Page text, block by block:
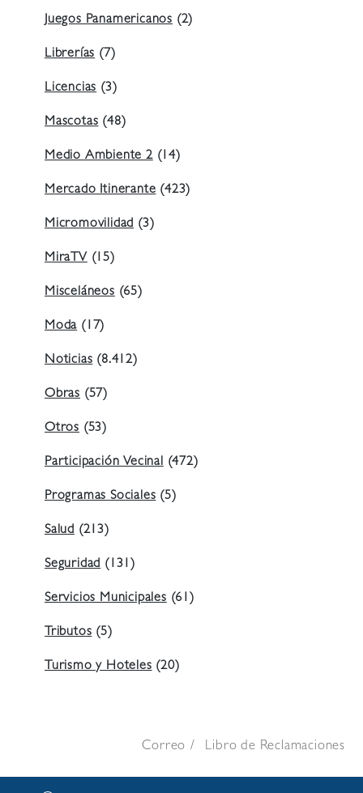
Juegos Panamericanos (2)
Librerías(7)
Licencias(3)
Mascotas(48)
Medio Ambiente 2(14)
Mercado Itinerante(423)
Micromovilidad(3)
MiraTV(15)
Misceláneos(65)
Moda(17)
Noticias(8.412)
Obras (57)
Otros (53)
Participación Vecinal(472)
Programas Sociales(5)
Salud (213)
Seguridad(131)
Servicios Municipales(61)
Tributos(5)
Turismo y Hoteles(20)
Correo Libro de Reclamaciones